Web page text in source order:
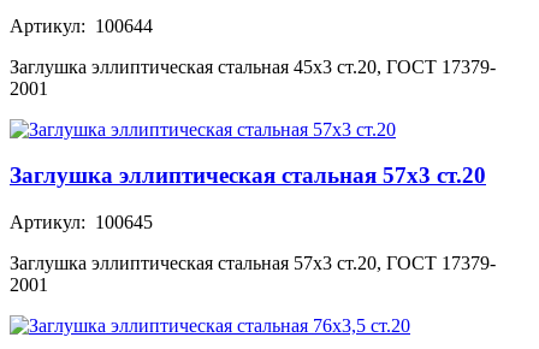
Артикул: 100644
Заглушка эллиптическая стальная 45х3 ст.20, ГОСТ 17379-
2001
Заглушка эллиптическая стальная 57х3 ст.20
Артикул: 100645
Заглушка эллиптическая стальная 57х3 ст.20, ГОСТ 17379-
2001